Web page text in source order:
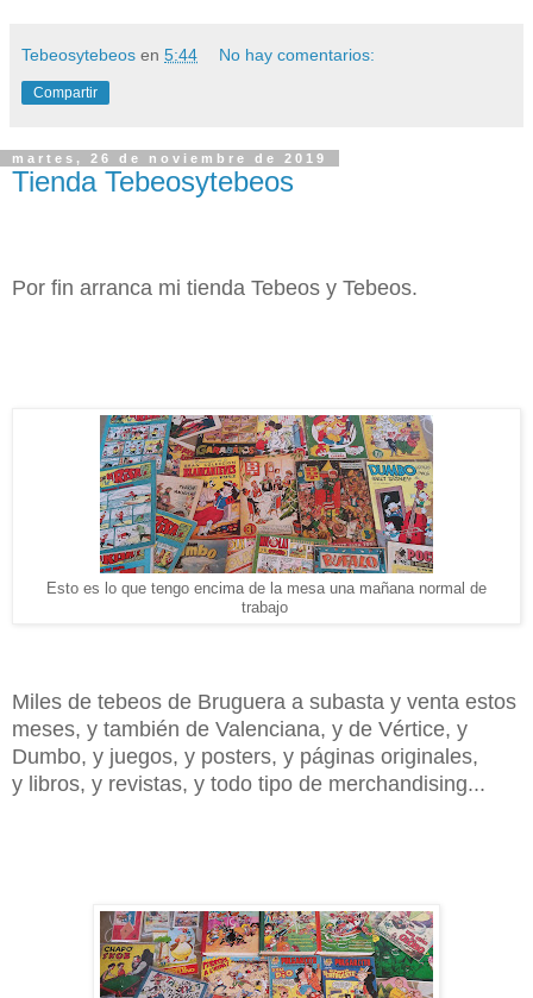
Tebeosytebeos en 5:44 No hay comentarios:
Compartir
martes, 26 de noviembre de 2019
Tienda Tebeosytebeos
Por fin arranca mi tienda Tebeos y Tebeos.
Esto es lo que tengo encima de la mesa una mañana normal de
trabajo
Miles de tebeos de Bruguera a subasta y venta estos
meses, y también de Valenciana, y de Vértice, y
Dumbo, y juegos, y posters, y páginas originales,
y libros, y revistas, y todo tipo de merchandising...